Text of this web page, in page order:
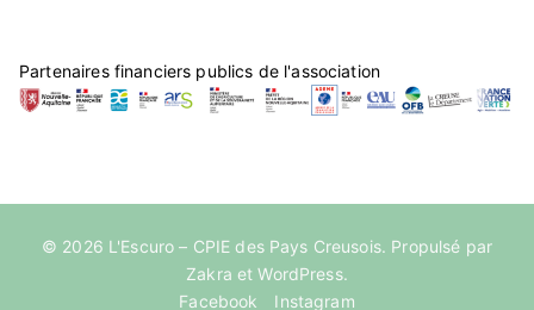
Partenaires financiers publics de l'association
© 2026 L'Escuro – CPIE des Pays Creusois. Propulsé par
Zakra etWordPress.
Facebook
Instagram